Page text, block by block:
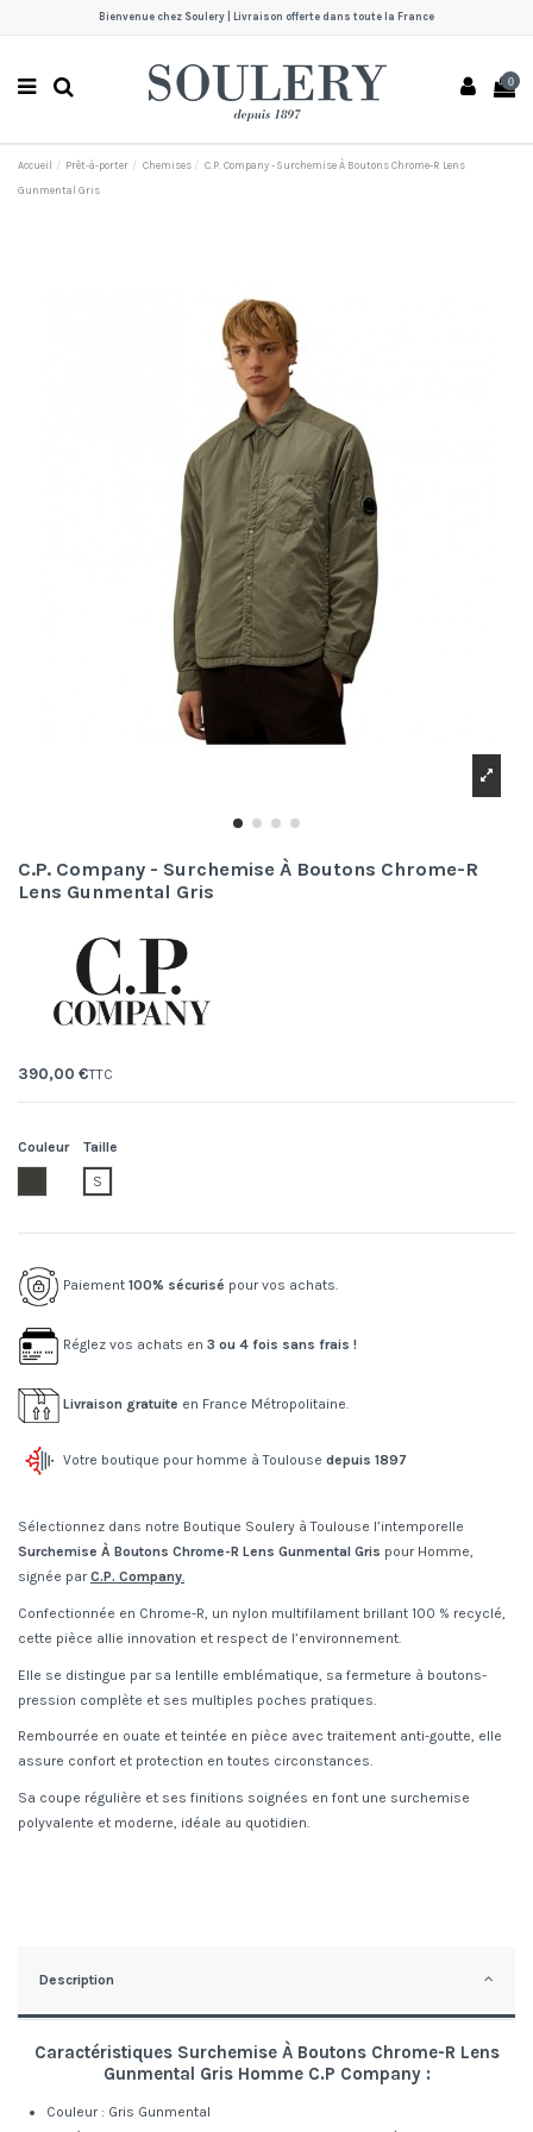
Bienvenue chez Soulery | Livraison offerte dans toute la France
0
Accueil Prêt-à-porter Chemises C.P. Company - Surchemise À Boutons Chrome-R Lens
Gunmental Gris
C.P. Company - Surchemise À Boutons Chrome-R
Lens Gunmental Gris
390,00 €TTC
Couleur
921.gunmetal
Taille
S
Paiement 100% sécurisé pour vos achats.
Réglez vos achats en 3 ou 4 fois sans frais !
Livraison gratuite en France Métropolitaine.
Votre boutique pour homme à Toulouse depuis 1897
Sélectionnez dans notre Boutique Soulery à Toulouse l’intemporelle
Surchemise À Boutons Chrome-R Lens Gunmental Gris pour Homme,
signée parC.P. Company.
Confectionnée en Chrome-R, un nylon multifilament brillant 100 % recyclé,
cette pièce allie innovation et respect de l’environnement.
Elle se distingue par sa lentille emblématique, sa fermeture à boutons-
pression complète et ses multiples poches pratiques.
Rembourrée en ouate et teintée en pièce avec traitement anti-goutte, elle
assure confort et protection en toutes circonstances.
Sa coupe régulière et ses finitions soignées en font une surchemise
polyvalente et moderne, idéale au quotidien.
Description
Caractéristiques Surchemise À Boutons Chrome-R Lens
Gunmental Gris Homme C.P Company :
Couleur : Gris Gunmental